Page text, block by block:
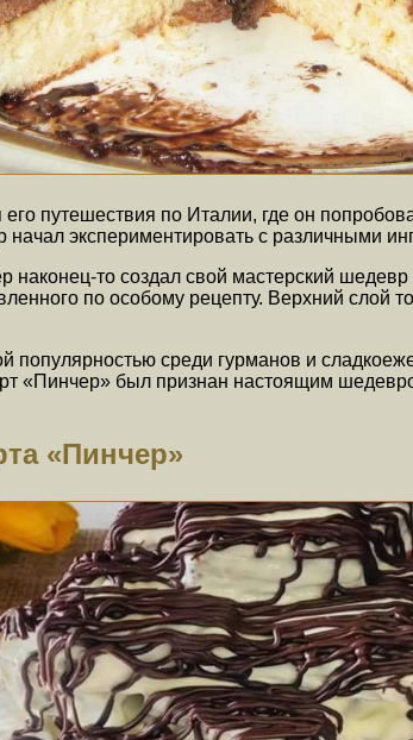
путешествия по Италии, где он
экспериментировать с различными
то создал свой мастерский
по особому рецепту. Верхний
популярностью среди гурманов и
«Пинчер» был признан настоящим
«Пинчер»